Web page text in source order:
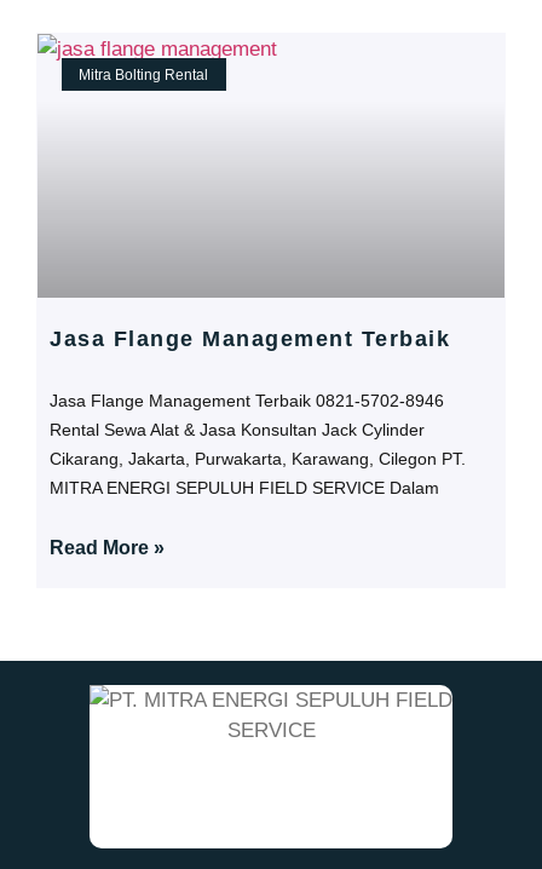
Mitra Bolting Rental
Jasa Flange Management Terbaik
Jasa Flange Management Terbaik 0821-5702-8946
Rental Sewa Alat & Jasa Konsultan Jack Cylinder
Cikarang, Jakarta, Purwakarta, Karawang, Cilegon PT.
MITRA ENERGI SEPULUH FIELD SERVICE Dalam
Read More »